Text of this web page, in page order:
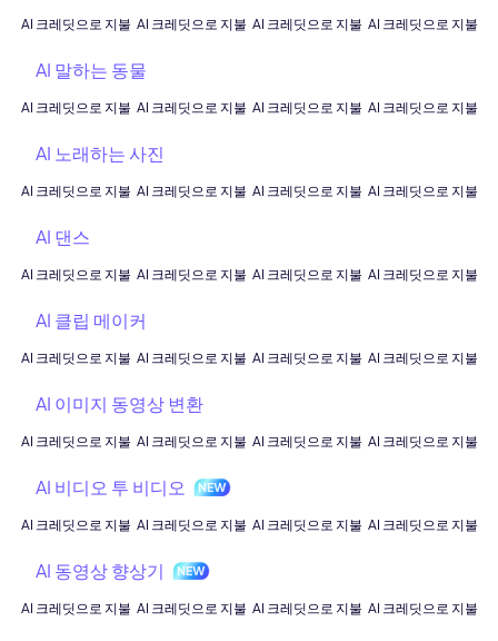
AI 크레딧으로 지불 AI 크레딧으로 지불 AI 크레딧으로 지불 AI 크레딧으로 지불
AI 말하는 동물
AI 크레딧으로 지불 AI 크레딧으로 지불 AI 크레딧으로 지불 AI 크레딧으로 지불
AI 노래하는 사진
AI 크레딧으로 지불 AI 크레딧으로 지불 AI 크레딧으로 지불 AI 크레딧으로 지불
AI 댄스
AI 크레딧으로 지불 AI 크레딧으로 지불 AI 크레딧으로 지불 AI 크레딧으로 지불
AI 클립 메이커
AI 크레딧으로 지불 AI 크레딧으로 지불 AI 크레딧으로 지불 AI 크레딧으로 지불
AI 이미지 동영상 변환
AI 크레딧으로 지불 AI 크레딧으로 지불 AI 크레딧으로 지불 AI 크레딧으로 지불
AI 비디오 투 비디오
AI 크레딧으로 지불 AI 크레딧으로 지불 AI 크레딧으로 지불 AI 크레딧으로 지불
AI 동영상 향상기
AI 크레딧으로 지불 AI 크레딧으로 지불 AI 크레딧으로 지불 AI 크레딧으로 지불